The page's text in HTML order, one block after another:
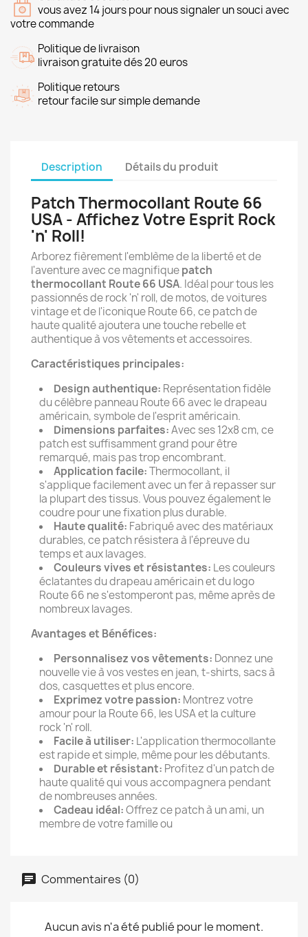
vous avez 14 jours pour nous signaler un souci avec
votre commande
Politique de livraison
livraison gratuite dés 20 euros
Politique retours
retour facile sur simple demande
Description Détails du produit
Patch Thermocollant Route 66
USA - Affichez Votre Esprit Rock
'n' Roll!
Arborez fièrement l'emblème de la liberté et de
l'aventure avec ce magnifiquepatch
thermocollant Route 66 USA. Idéal pour tous les
passionnés de rock 'n' roll, de motos, de voitures
vintage et de l'iconique Route 66, ce patch de
haute qualité ajoutera une touche rebelle et
authentique à vos vêtements et accessoires.
Caractéristiques principales:
Design authentique: Représentation fidèle
du célèbre panneau Route 66 avec le drapeau
américain, symbole de l'esprit américain.
Dimensions parfaites:Avec ses 12x8 cm, ce
patch est suffisamment grand pour être
remarqué, mais pas trop encombrant.
Application facile:Thermocollant, il
s'applique facilement avec un fer à repasser sur
la plupart des tissus. Vous pouvez également le
coudre pour une fixation plus durable.
Haute qualité: Fabriqué avec des matériaux
durables, ce patch résistera à l'épreuve du
temps et aux lavages.
Couleurs vives et résistantes: Les couleurs
éclatantes du drapeau américain et du logo
Route 66 ne s'estomperont pas, même après de
nombreux lavages.
Avantages et Bénéfices:
Personnalisez vos vêtements: Donnez une
nouvelle vie à vos vestes en jean, t-shirts, sacs à
dos, casquettes et plus encore.
Exprimez votre passion: Montrez votre
amour pour la Route 66, les USA et la culture
rock 'n' roll.
Facile à utiliser: L'application thermocollante
est rapide et simple, même pour les débutants.
Durable et résistant: Profitez d'un patch de
haute qualité qui vous accompagnera pendant
de nombreuses années.
Cadeau idéal:Offrez ce patch à un ami, un
membre de votre famille ou
Commentaires (0)
Aucun avis n'a été publié pour le moment.